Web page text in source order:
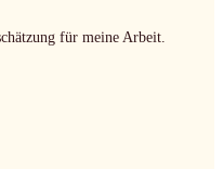
für meine Arbeit.